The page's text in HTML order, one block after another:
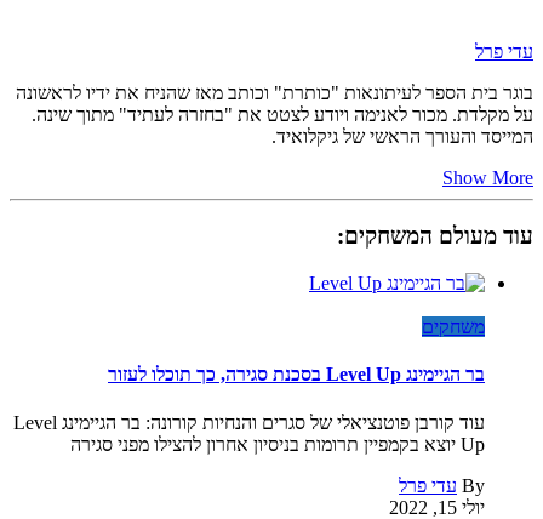
עדי פרל
בוגר בית הספר לעיתונאות "כותרת" וכותב מאז שהניח את ידיו לראשונה
על מקלדת. מכור לאנימה ויודע לצטט את "בחזרה לעתיד" מתוך שינה.
המייסד והעורך הראשי של גיקלואיד.
Show More
עוד מעולם המשחקים:
משחקים
בר הגיימינג Level Up בסכנת סגירה, כך תוכלו לעזור
עוד קורבן פוטנציאלי של סגרים והנחיות קורונה: בר הגיימינג Level
Up יוצא בקמפיין תרומות בניסיון אחרון להצילו מפני סגירה
By עדי פרל
יולי 15, 2022